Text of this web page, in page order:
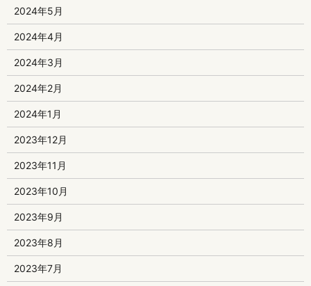
2024年5月
2024年4月
2024年3月
2024年2月
2024年1月
2023年12月
2023年11月
2023年10月
2023年9月
2023年8月
2023年7月